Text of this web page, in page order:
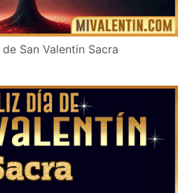
San Valentin Sacra